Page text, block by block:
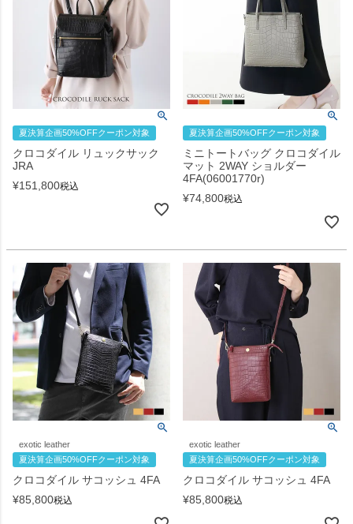
夏決算企画50%OFFクーポン対象
クロコダイル リュックサック
JRA
¥151,800税込
夏決算企画50%OFFクーポン対象
ミニトートバッグ クロコダイル
マット 2WAY ショルダー
4FA(06001770r)
¥74,800税込
exotic leather
夏決算企画50%OFFクーポン対象
クロコダイル サコッシュ 4FA
¥85,800税込
exotic leather
夏決算企画50%OFFクーポン対象
クロコダイル サコッシュ 4FA
¥85,800税込